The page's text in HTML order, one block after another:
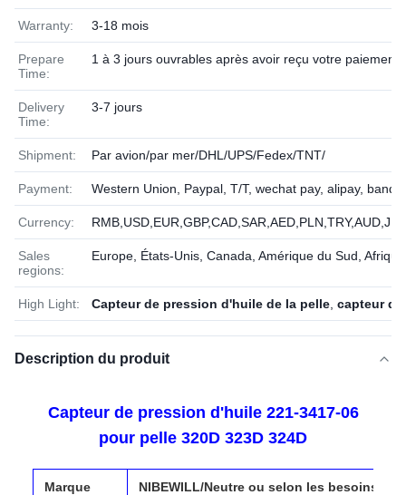
Warranty: 3-18 mois
Prepare
Time:
1 à 3 jours ouvrables après avoir reçu votre paiement
Delivery
Time:
3-7 jours
Shipment: Par avion/par mer/DHL/UPS/Fedex/TNT/
Payment: Western Union, Paypal, T/T, wechat pay, alipay,
Currency:
Sales
regions:
Europe, États-Unis, Canada, Amérique du Sud,
High Light: Capteur de pression d'huile de la pelle capteur
Description du produit
Capteur de pression d'huile 221-3417-06
pour pelle 320D 323D 324D
Marque NIBEWILL/Neutre ou selon les besoins